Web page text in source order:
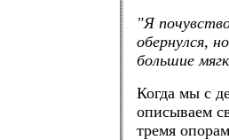
"Я
обернулся,
большие
Когда мы с
описываем
тремя